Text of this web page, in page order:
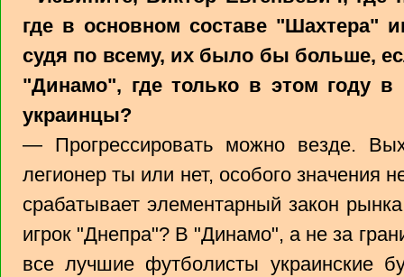
где в основном составе "Шахтера"
судя по всему, их было бы больше,
"Динамо", где только в этом году в
украинцы?
— Прогрессировать можно везде.
легионер ты или нет, особого значения
срабатывает элементарный закон
игрок "Днепра"? В "Динамо", а не за
все лучшие футболисты украинские